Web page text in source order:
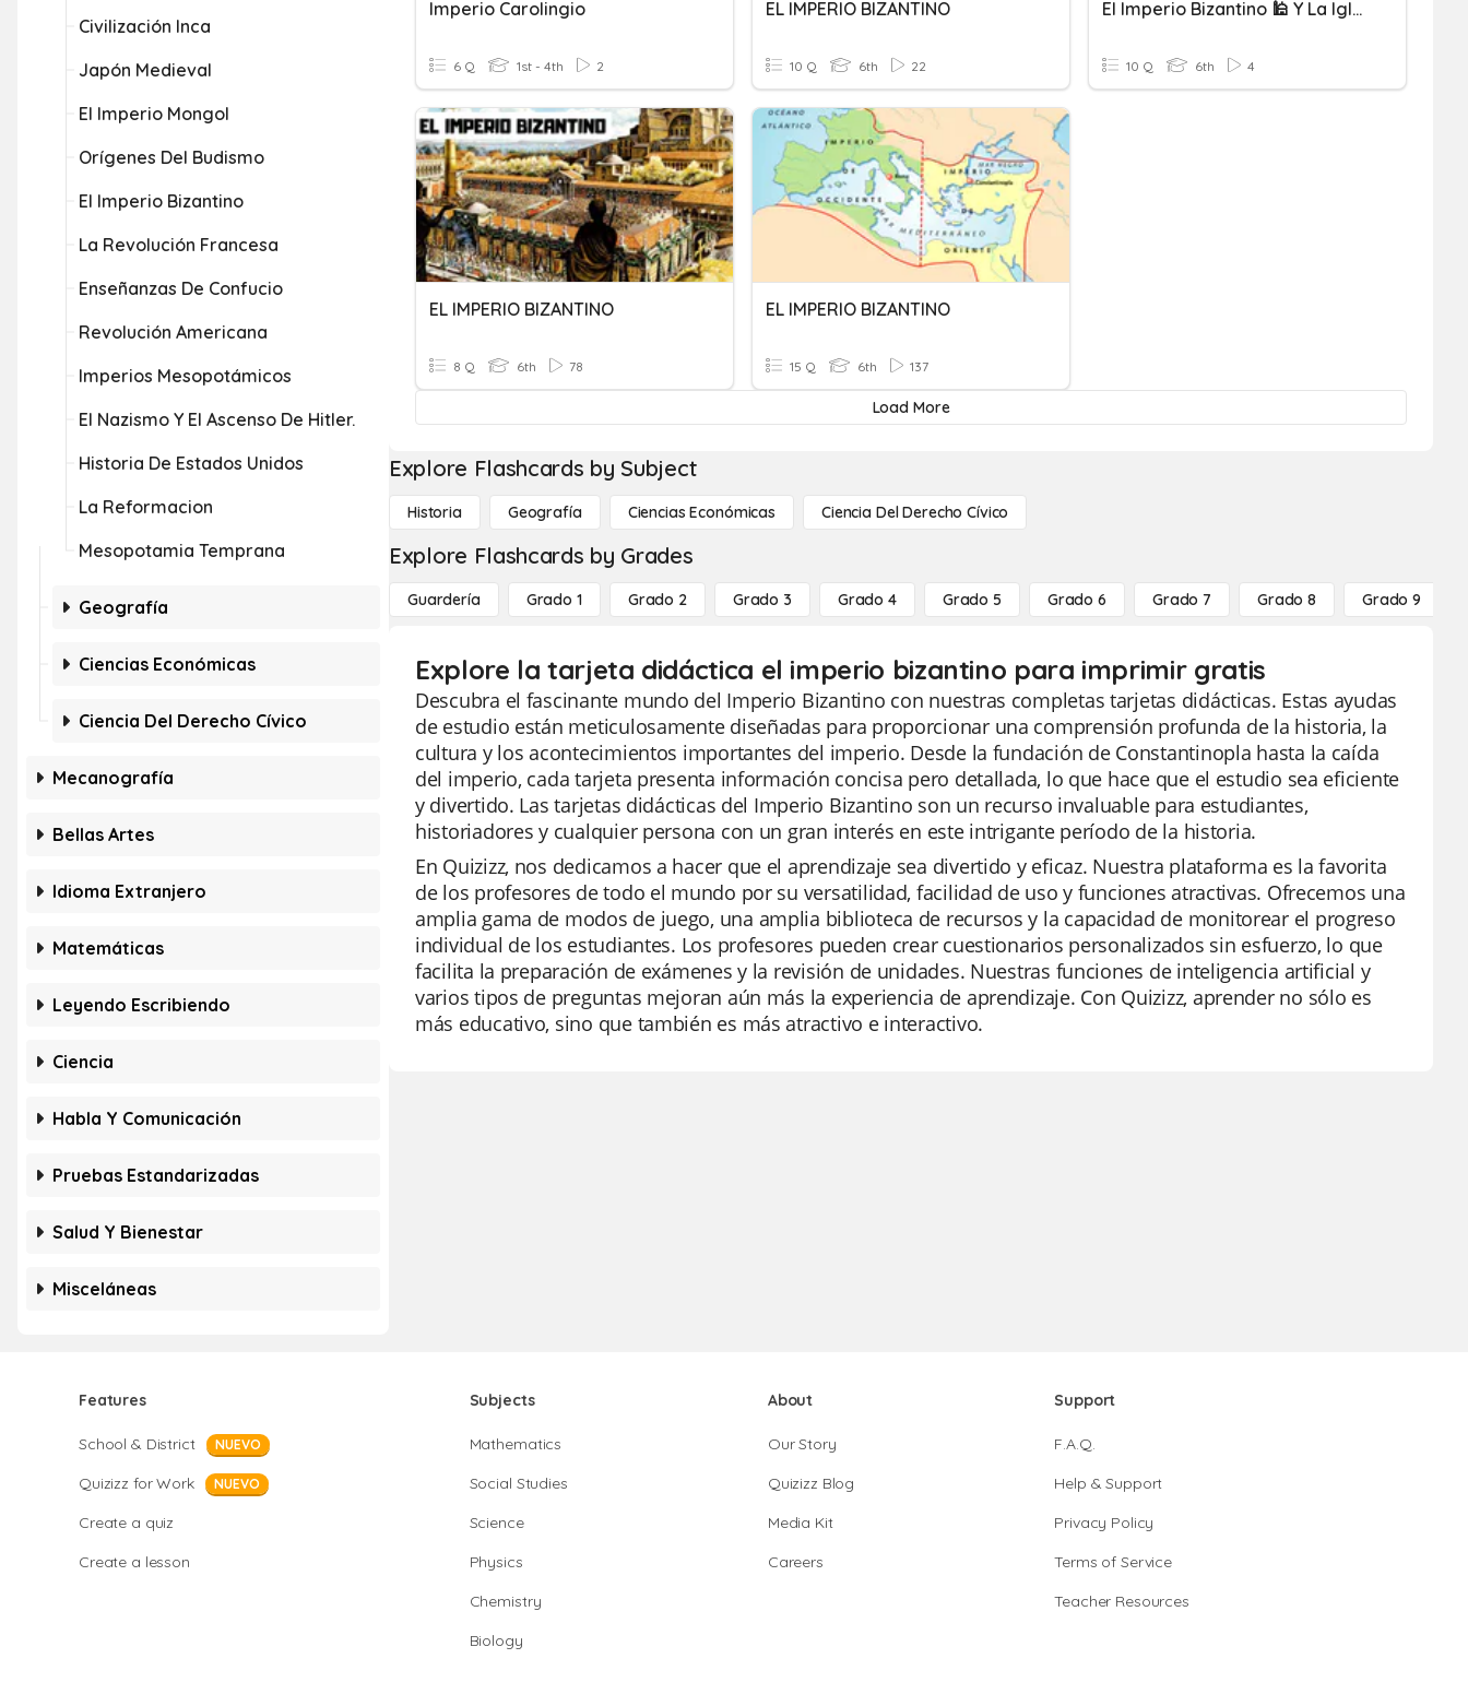
Civilización Inca
Japón Medieval
El Imperio Mongol
Orígenes Del Budismo
El Imperio Bizantino
La Revolución Francesa
Enseñanzas De Confucio
Revolución Americana
Imperios Mesopotámicos
El Nazismo Y El Ascenso De Hitler.
Historia De Estados Unidos
La Reformacion
Mesopotamia Temprana
Geografía
Ciencias Económicas
Ciencia Del Derecho Cívico
Mecanografía
Bellas Artes
Idioma Extranjero
Matemáticas
Leyendo Escribiendo
Ciencia
Habla Y Comunicación
Pruebas Estandarizadas
Salud Y Bienestar
Misceláneas
Imperio Carolingio
6 Q 1st - 4th 2
EL IMPERIO BIZANTINO
10 Q 6th 22
El Imperio Bizantino 🕌 Y La Iglesia
10 Q 6th 4
EL IMPERIO BIZANTINO
8 Q 6th 78
EL IMPERIO BIZANTINO
15 Q 6th 137
Load More
Explore Flashcards by Subject
Historia Geografía Ciencias Económicas Ciencia Del Derecho Cívico
Explore Flashcards by Grades
Guardería Grado 1 Grado 2 Grado 3 Grado 4 Grado 5 Grado 6 Grado 7 Grado 8 Grado 9
Explore la tarjeta didáctica el imperio bizantino para imprimir gratis
Descubra el fascinante mundo del Imperio Bizantino con nuestras completas tarjetas didácticas. Estas ayudas
de estudio están meticulosamente diseñadas para proporcionar una comprensión profunda de la historia, la
cultura y los acontecimientos importantes del imperio. Desde la fundación de Constantinopla hasta la caída
del imperio, cada tarjeta presenta información concisa pero detallada, lo que hace que el estudio sea eficiente
y divertido. Las tarjetas didácticas del Imperio Bizantino son un recurso invaluable para estudiantes,
historiadores y cualquier persona con un gran interés en este intrigante período de la historia.
En Quizizz, nos dedicamos a hacer que el aprendizaje sea divertido y eficaz. Nuestra plataforma es la favorita
de los profesores de todo el mundo por su versatilidad, facilidad de uso y funciones atractivas. Ofrecemos una
amplia gama de modos de juego, una amplia biblioteca de recursos y la capacidad de monitorear el progreso
individual de los estudiantes. Los profesores pueden crear cuestionarios personalizados sin esfuerzo, lo que
facilita la preparación de exámenes y la revisión de unidades. Nuestras funciones de inteligencia artificial y
varios tipos de preguntas mejoran aún más la experiencia de aprendizaje. Con Quizizz, aprender no sólo es
más educativo, sino que también es más atractivo e interactivo.
Features
School & District NUEVO
Quizizz for Work NUEVO
Create a quiz
Create a lesson
Subjects
Mathematics
Social Studies
Science
Physics
Chemistry
Biology
About
Our Story
Quizizz Blog
Media Kit
Careers
Support
F.A.Q.
Help & Support
Privacy Policy
Terms of Service
Teacher Resources